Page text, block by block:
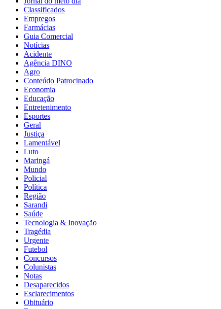
Classificados
Empregos
Farmácias
Guia Comercial
Notícias
Acidente
Agência DINO
Agro
Conteúdo Patrocinado
Economia
Educação
Entretenimento
Esportes
Geral
Justiça
Lamentável
Luto
Maringá
Mundo
Policial
Política
Região
Sarandi
Saúde
Tecnologia & Inovação
Tragédia
Urgente
Futebol
Concursos
Colunistas
Notas
Desaparecidos
Esclarecimentos
Obituário